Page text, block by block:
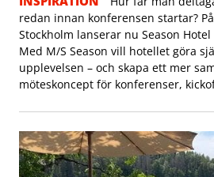
redan innan konferensen startar?
Stockholm lanserar nu Season
Med M/S Season vill hotellet göra
upplevelsen – och skapa ett mer
möteskoncept för konferenser,